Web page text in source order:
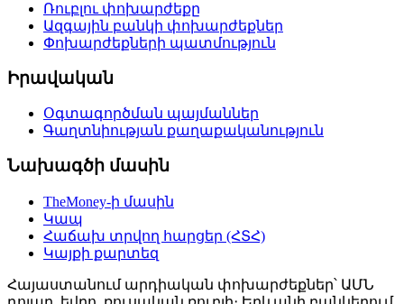
Ռուբլու փոխարժեքը
Ազգային բանկի փոխարժեքներ
Փոխարժեքների պատմություն
Իրավական
Օգտագործման պայմաններ
Գաղտնիության քաղաքականություն
Նախագծի մասին
TheMoney-ի մասին
Կապ
Հաճախ տրվող հարցեր (ՀՏՀ)
Կայքի քարտեզ
Հայաստանում արդիական փոխարժեքներ՝ ԱՄՆ